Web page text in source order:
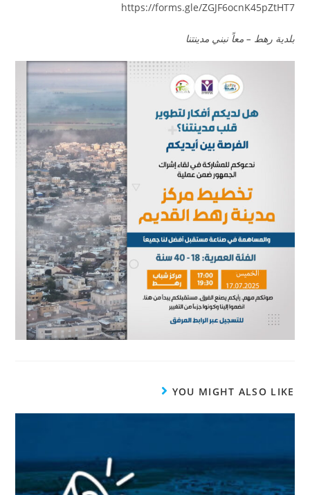
https://forms.gle/ZGJF6ocnK45pZtHT7
بلدية رهط – معاً نبني مدينتنا
YOU MIGHT ALSO LIKE